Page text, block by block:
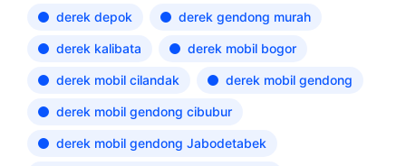
derek depok derek gendong murah
derek kalibata derek mobil bogor
derek mobil cilandak derek mobil gendong
derek mobil gendong cibubur
derek mobil gendong Jabodetabek